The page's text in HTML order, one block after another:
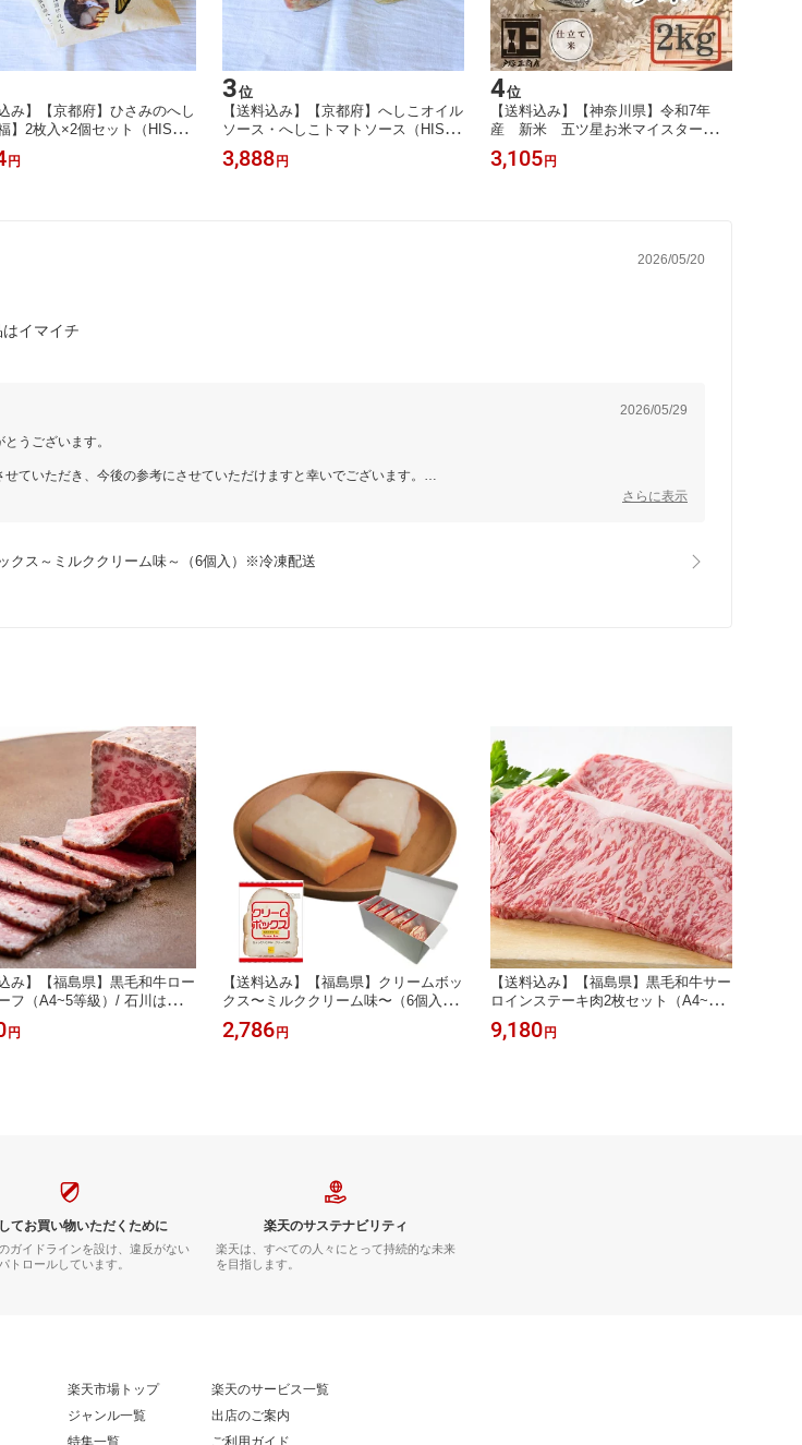
み】【京都府】ひさみのへし
】2枚入×2個セット（HISAM
） ※冷蔵配送 お土産 ギフト
ト 誕生日
円
3位
【送料込み】【京都府】へしこオイル
ソース・へしこトマトソース（HISA
MI KYOTO） お土産 ギフト プチギフ
ト 誕生日
3,888円
4位
【送料込み】【神奈川県】令和7年
産 新米 五ツ星お米マイスター お
仕立て米 神奈川 地元のお米 はる
み 2kg（戸塚正商店） お土産 ギフ
3,105円
2026/05/20
2026/05/29
うございます。
ていただき、今後の参考にさせていただけますと幸いでございます。
ございますが、お客様にご満足いただける商品をお届けできるよう、今後も生産者様と連携を密にしてまいります。
さらに表示
クス～ミルククリーム味～（6個入）※冷凍配送
込み】【福島県】黒毛和牛ロー
フ（A4~5等級）/ 石川はちみ
凍配送 お土産 ギフト プチ
生日
円
【送料込み】【福島県】クリームボッ
クス〜ミルククリーム味〜（6個入）
※冷凍配送 お土産 ギフト プチギフト
誕生日
2,786円
【送料込み】【福島県】黒毛和牛サー
ロインステーキ肉2枚セット（A4~5等
級） ※冷凍配送 お土産 ギフト プチ
ギフト 誕生日
9,180円
てお買い物いただくために
ガイドラインを設け、違反がない
トロールしています。
楽天のサステナビリティ
楽天は、すべての人々にとって持続的な未来
を目指します。
楽天市場トップ
ジャンル一覧
特集一覧
楽天のサービス一覧
出店のご案内
ご利用ガイド